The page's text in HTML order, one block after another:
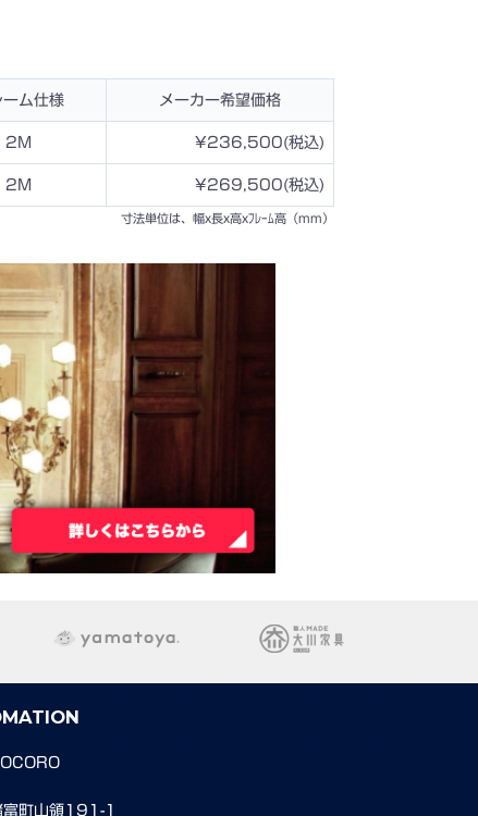
ーム仕様 メーカー希望価格
2M ¥236,500(税込)
2M ¥269,500(税込)
寸法単位は、幅x長x高xﾌﾚｰﾑ高（mm）
富町山領191-1